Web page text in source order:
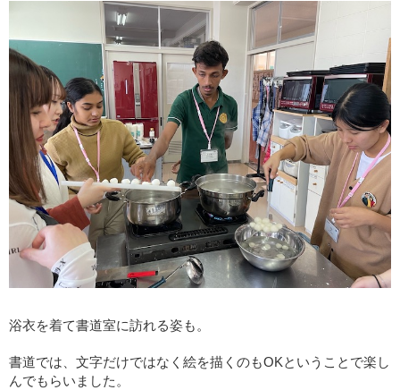
浴衣を着て書道室に訪れる姿も。
書道では、文字だけではなく絵を描くのもOKということで楽し
んでもらいました。